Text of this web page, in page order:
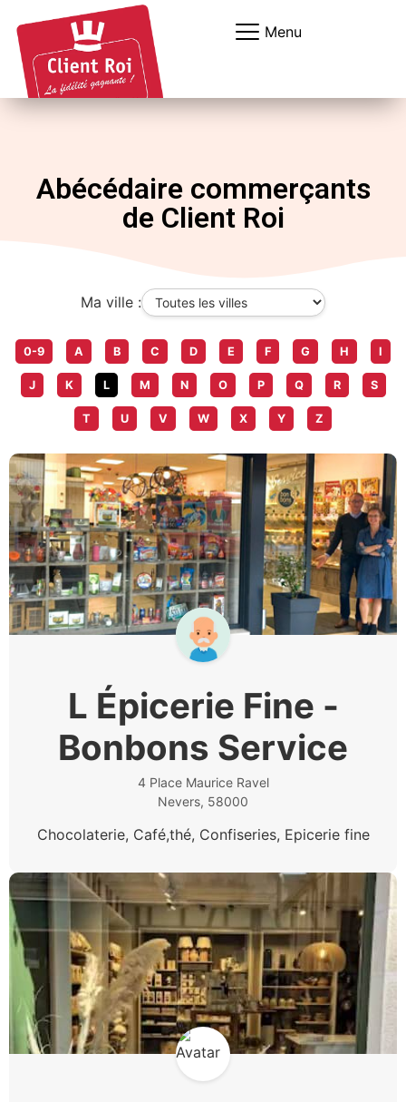
Menu
Abécédaire commerçants
de Client Roi
Ma ville :
0-9 A B C D E F G H I
J K L M N O P Q R S
T U V W X Y Z
L Épicerie Fine -
Bonbons Service
4 Place Maurice Ravel
Nevers, 58000
Chocolaterie, Café,thé, Confiseries, Epicerie fine
Panneau de gestion des cookies